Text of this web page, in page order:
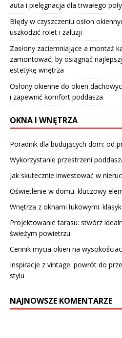
auta i pielęgnacja dla trwałego
Błędy w czyszczeniu osłon
uszkodzić rolet i żaluzji
Zasłony zaciemniające a montaż
zamontować, by osiągnąć
estetykę wnętrza
Osłony okienne do okien
i zapewnić komfort poddasza
OKNA I WNĘTRZA
Poradnik dla budujących dom: od
Wykorzystanie przestrzeni
Jak skutecznie inwestować w
Oświetlenie w domu: kluczowy
Wnętrza z oknami łukowymi:
Projektowanie tarasu: stwórz
świeżym powietrzu
Cennik mycia okien na
Inspiracje z vintage: powrót do
stylu
NAJNOWSZE KOMENTARZE